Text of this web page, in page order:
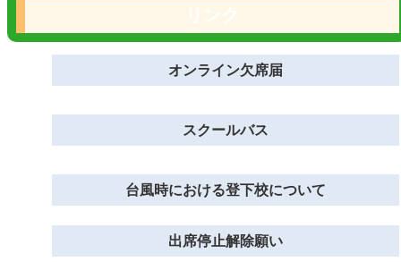
オンライン欠席届
スクールバス
台風時における登下校について
出席停止解除願い